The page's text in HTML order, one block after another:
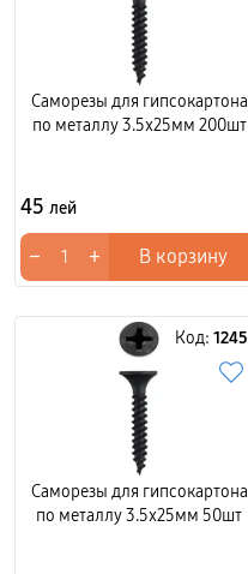
Саморезы для гипсокартона
по металлу 3.5x25мм 200шт
45 лей
− + В корзину
Код: 1245
Саморезы для гипсокартона
по металлу 3.5x25мм 50шт